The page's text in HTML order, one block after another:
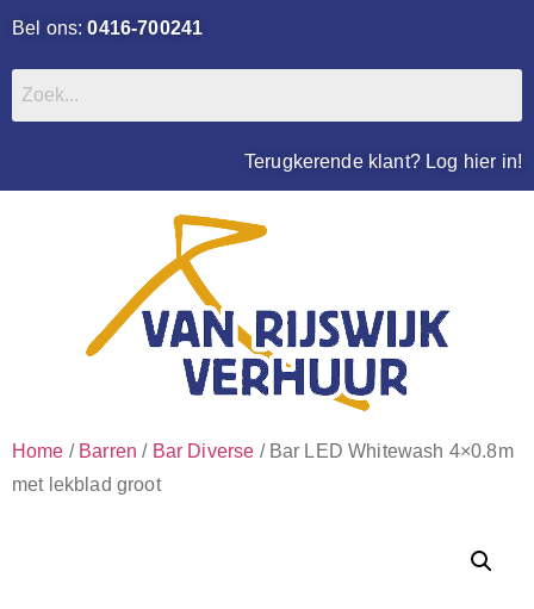
Bel ons:0416-700241
Terugkerende klant? Log hier in!
Home / Barren / Bar Diverse / Bar LED Whitewash 4×0.8m
met lekblad groot